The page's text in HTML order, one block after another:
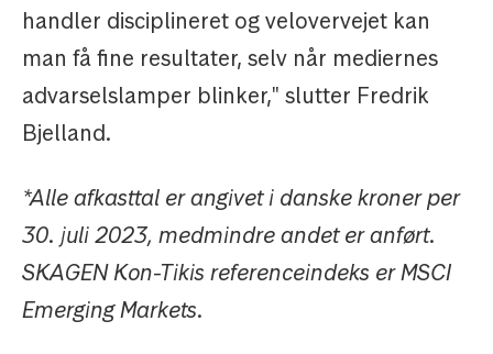
handler disciplineret og velovervejet kan
man få fine resultater, selv når mediernes
advarselslamper blinker," slutter Fredrik
Bjelland.
*Alle afkasttal er angivet i danske kroner per
30. juli 2023, medmindre andet er anført.
SKAGEN Kon-Tikis referenceindeks er MSCI
Emerging Markets.